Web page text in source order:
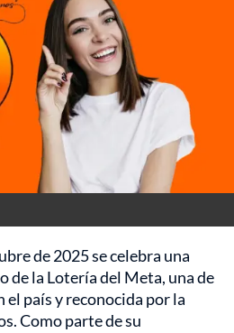
de 2025 se celebra una
de la Lotería del Meta, una de
el país y reconocida por la
Como parte de su